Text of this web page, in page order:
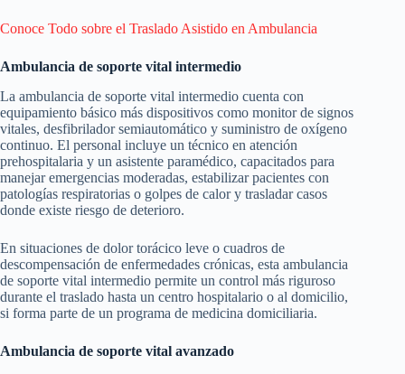
Conoce Todo sobre el Traslado Asistido en Ambulancia
Ambulancia de soporte vital intermedio
La ambulancia de soporte vital intermedio cuenta con
equipamiento básico más dispositivos como monitor de signos
vitales, desfibrilador semiautomático y suministro de oxígeno
continuo. El personal incluye un técnico en atención
prehospitalaria y un asistente paramédico, capacitados para
manejar emergencias moderadas, estabilizar pacientes con
patologías respiratorias o golpes de calor y trasladar casos
donde existe riesgo de deterioro.
En situaciones de dolor torácico leve o cuadros de
descompensación de enfermedades crónicas, esta ambulancia
de soporte vital intermedio permite un control más riguroso
durante el traslado hasta un centro hospitalario o al domicilio,
si forma parte de un programa de medicina domiciliaria.
Ambulancia de soporte vital avanzado